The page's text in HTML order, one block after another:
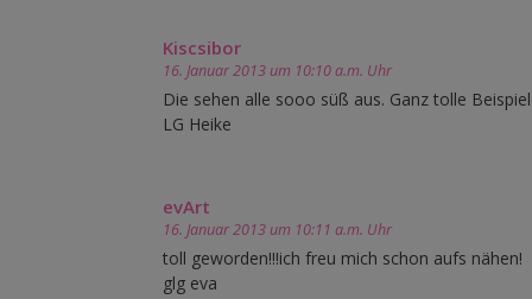
Kiscsibor
16. Januar 2013 um 10:10 a.m. Uhr
Die sehen alle sooo süß aus. Ganz tolle
LG Heike
evArt
16. Januar 2013 um 10:11 a.m. Uhr
toll geworden!!!ich freu mich schon aufs nähen!
glg eva